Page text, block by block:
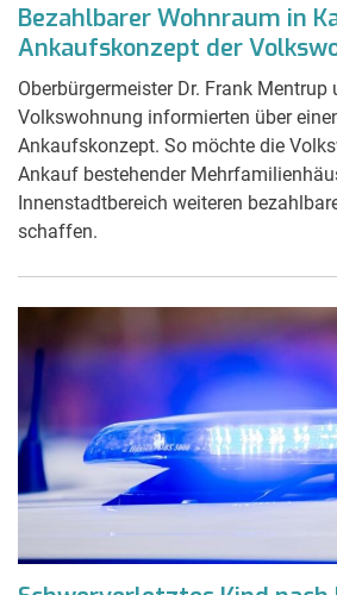
Bezahlbarer Wohnraum in
Ankaufskonzept der
Oberbürgermeister Dr. Frank Mentrup
Volkswohnung informierten über
Ankaufskonzept. So möchte die
Ankauf bestehender
Innenstadtbereich weiteren
schaffen.